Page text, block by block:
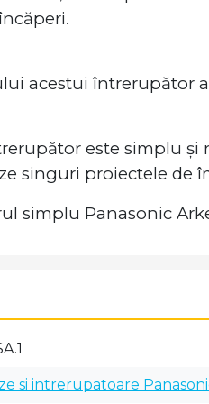
acestui întrerupător
este simplu și
singuri proiectele de
simplu Panasonic
si intrerupatoare